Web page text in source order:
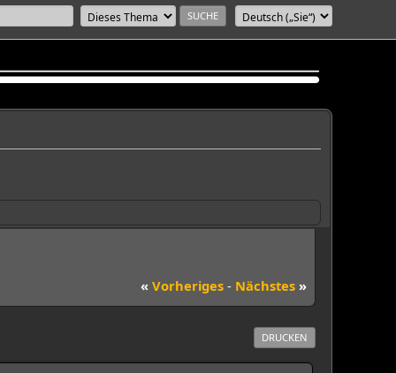
« Vorheriges - Nächstes »
DRUCKEN